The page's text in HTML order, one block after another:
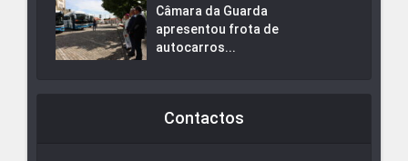
Câmara da Guarda
apresentou frota de
autocarros...
Contactos